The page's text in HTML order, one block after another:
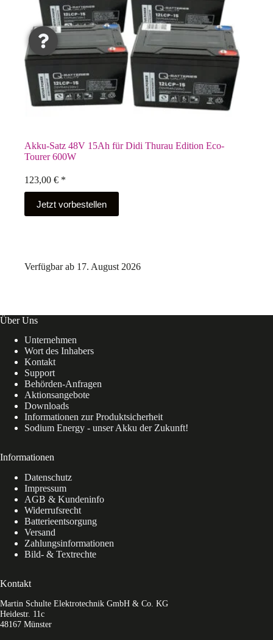
Akku-Satz 48V 15Ah für Didi Thurau Edition Eco-
Tourer 600W
123,00 € *
Jetzt vorbestellen
Verfügbar ab 17. August 2026
Über Uns
Unternehmen
Wort des Inhabers
Kontakt
Support
Behörden-Anfragen
Aktionsangebote
Downloads
Informationen zur Produktsicherheit
Sodium Energy - unser Akku der Zukunft!
Informationen
Datenschutz
Impressum
AGB & Kundeninfo
Widerrufsrecht
Batterieentsorgung
Versand
Zahlungsinformationen
Bild- & Textrechte
Kontakt
Martin Schulte Elektrotechnik GmbH & Co. KG
Heidestr. 11c
48167 Münster